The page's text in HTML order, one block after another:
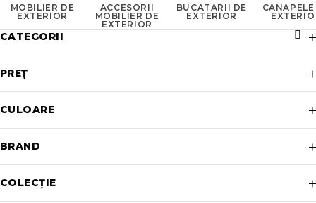
MOBILIER DE
EXTERIOR
ACCESORII
MOBILIER DE
EXTERIOR
BUCATARII DE
EXTERIOR
CATEGORII
PREȚ
CULOARE
BRAND
COLECȚIE